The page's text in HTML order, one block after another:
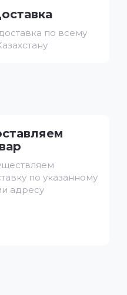
по указанному
адресу
по всему